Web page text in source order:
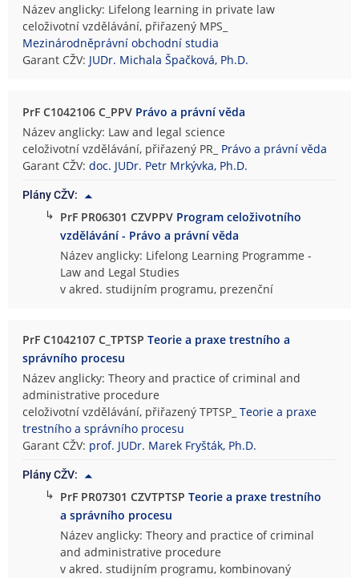
Název anglicky: Lifelong learning in private law
celoživotní vzdělávání, přiřazený MPS_
Mezinárodněprávní obchodní studia
Garant CŽV: JUDr. Michala Špačková, Ph.D.
PrF C1042106 C_PPV Právo a právní věda
Název anglicky: Law and legal science
celoživotní vzdělávání, přiřazený PR_ Právo a právní věda
Garant CŽV:doc. JUDr. Petr Mrkývka, Ph.D.
Plány CŽV:
↳ PrF PR06301 CZVPPV Program celoživotního
vzdělávání - Právo a právní věda
Název anglicky: Lifelong Learning Programme -
Law and Legal Studies
v akred. studijním programu, prezenční
PrF C1042107 C_TPTSPTeorie a praxe trestního a
správního procesu
Název anglicky: Theory and practice of criminal and
administrative procedure
celoživotní vzdělávání, přiřazený TPTSP_Teorie a praxe
trestního a správního procesu
Garant CŽV: prof. JUDr. Marek Fryšták, Ph.D.
Plány CŽV:
↳ PrF PR07301 CZVTPTSPTeorie a praxe trestního
a správního procesu
Název anglicky: Theory and practice of criminal
and administrative procedure
v akred. studijním programu, kombinovaný